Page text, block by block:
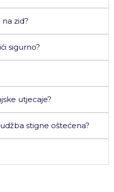
zid?
sigurno?
utjecaje?
stigne oštećena?